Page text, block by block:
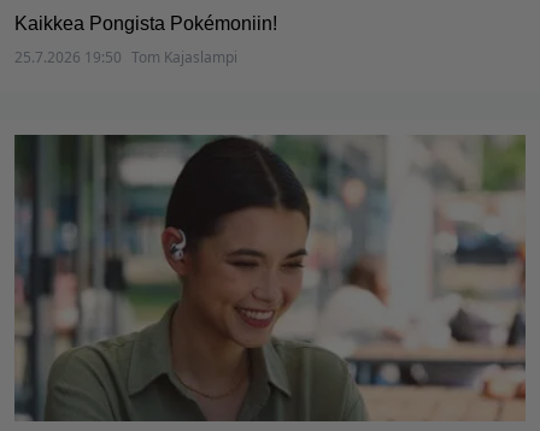
Kaikkea Pongista Pokémoniin!
25.7.2026 19:50 Tom Kajaslampi